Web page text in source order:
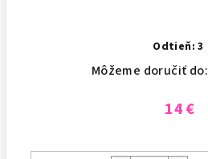
Odtieň: 3
Môžeme doručiť do:
14 €